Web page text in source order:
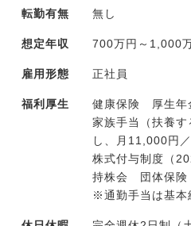
転勤有無 無し
想定年収 700万円～1,000
雇用形態 正社員
福利厚生
健康保険 厚生
家族手当（扶養
し、月11,000円
株式付与制度（
持株会 団体保険
※通勤手当は基本